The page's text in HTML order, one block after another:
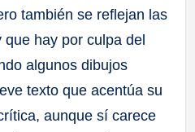
también se reflejan las
hay por culpa del
algunos dibujos
texto que acentúa su
aunque sí carece